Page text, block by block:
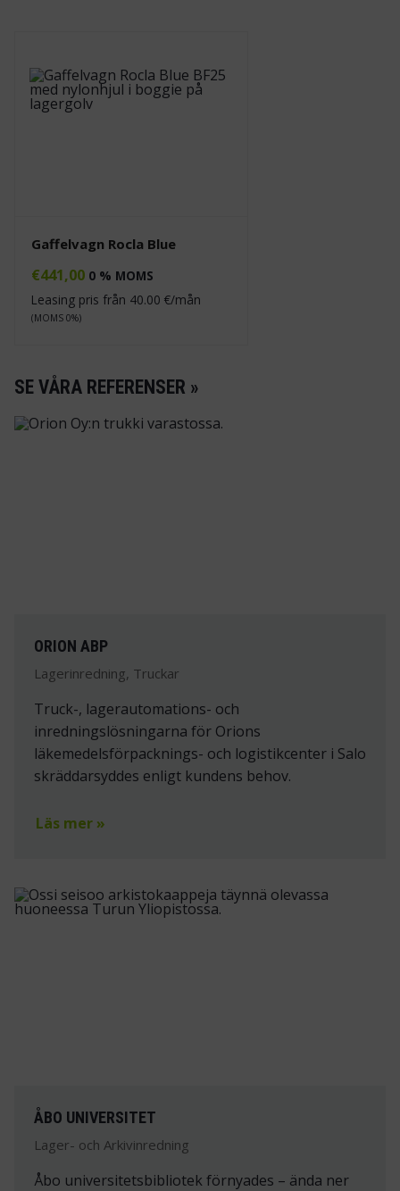
Gaffelvagn Rocla Blue
€441,00 0 % MOMS
Leasing pris från 40.00 €/mån
(MOMS 0%)
SE VÅRA REFERENSER »
ORION ABP
Lagerinredning, Truckar
Truck-, lagerautomations- och
inredningslösningarna för Orions
läkemedelsförpacknings- och logistikcenter i Salo
skräddarsyddes enligt kundens behov.
Läs mer »
ÅBO UNIVERSITET
Lager- och Arkivinredning
Åbo universitetsbibliotek förnyades – ända ner